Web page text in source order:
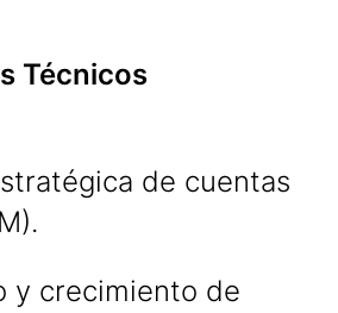
Técnicos
de cuentas
y crecimiento de